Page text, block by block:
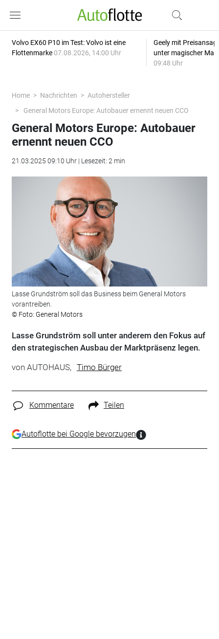
Volvo EX60 P10 im Test: Volvo ist eine
Flottenmarke 07.08.2026, 14:00 Uhr
Geely mit
unter magischer
09:48 Uhr
Home Nachrichten
Autohersteller
General Motors Europe: Autobauer ernennt neuen CCO
General Motors Europe: Autobauer
ernennt neuen CCO
21.03.2025 09:10 Uhr | Lesezeit: 2 min
Lasse Grundström soll das Business beim General Motors
vorantreiben.
© Foto: General Motors
Lasse Grundström soll unter anderem den Fokus auf
den strategischen Ausbau der Marktpräsenz legen.
von AUTOHAUS, Timo Bürger
Kommentare Teilen
Autoflotte bei Google bevorzugen